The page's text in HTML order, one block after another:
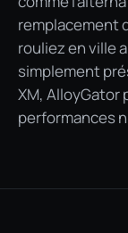
remplacement
rouliez en ville
simplement
XM, AlloyGator
performances